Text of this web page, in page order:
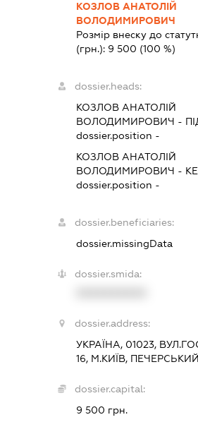
КОЗЛОВ АНАТОЛІЙ
ВОЛОДИМИРОВИЧ
Розмір внеску до
(грн.): 9 500 (100 %)
dossier.heads:
КОЗЛОВ АНАТОЛІЙ
ВОЛОДИМИРОВИЧ -
dossier.position -
КОЗЛОВ АНАТОЛІЙ
ВОЛОДИМИРОВИЧ -
dossier.position -
dossier.beneficiaries:
dossier.missingData
dossier.smida:
dossier.address:
УКРАЇНА, 01023,
16, М.КИЇВ,
dossier.capital:
9 500 грн.